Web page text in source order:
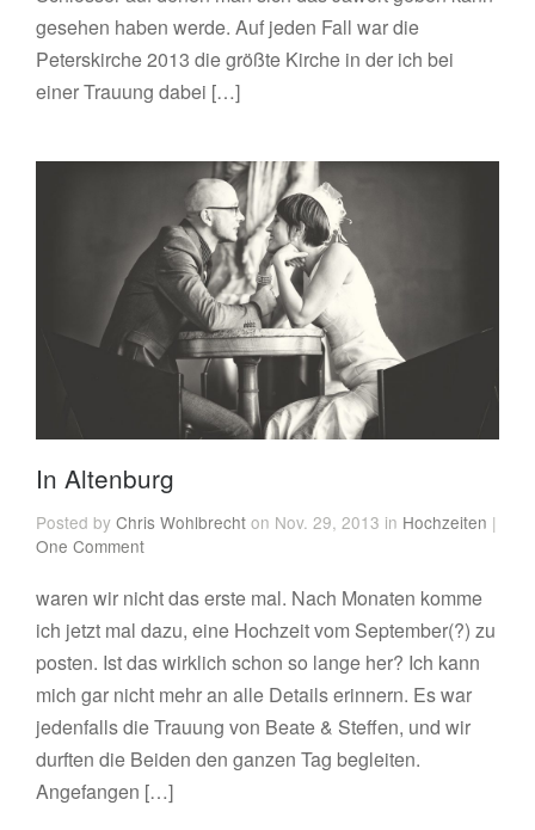
gesehen haben werde. Auf jeden Fall war die
Peterskirche 2013 die größte Kirche in der ich bei
einer Trauung dabei […]
In Altenburg
Posted by Chris Wohlbrecht on Nov. 29, 2013 in Hochzeiten |
One Comment
waren wir nicht das erste mal. Nach Monaten komme
ich jetzt mal dazu, eine Hochzeit vom September(?) zu
posten. Ist das wirklich schon so lange her? Ich kann
mich gar nicht mehr an alle Details erinnern. Es war
jedenfalls die Trauung von Beate & Steffen, und wir
durften die Beiden den ganzen Tag begleiten.
Angefangen […]